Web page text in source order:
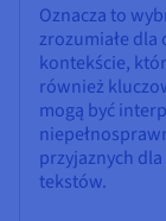
Oznacza to
zrozumiałe
kontekście,
również
mogą być
przyjaznych
tekstów.